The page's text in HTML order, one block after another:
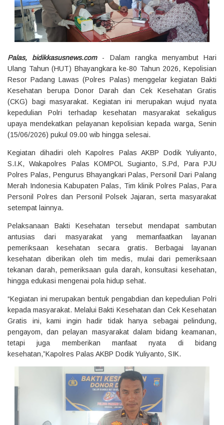
Palas, bidikkasusnews.com- Dalam rangka menyambut Hari
Ulang Tahun (HUT) Bhayangkara ke-80 Tahun 2026, Kepolisian
Resor Padang Lawas (Polres Palas) menggelar kegiatan Bakti
Kesehatan berupa Donor Darah dan Cek Kesehatan Gratis
(CKG) bagi masyarakat. Kegiatan ini merupakan wujud nyata
kepedulian Polri terhadap kesehatan masyarakat sekaligus
upaya mendekatkan pelayanan kepolisian kepada warga, Senin
(15/06/2026) pukul 09.00 wib hingga selesai.
Kegiatan dihadiri oleh Kapolres Palas AKBP Dodik Yuliyanto,
S.I.K, Wakapolres Palas KOMPOL Sugianto, S.Pd, Para PJU
Polres Palas, Pengurus Bhayangkari Palas, Personil Dari Palang
Merah Indonesia Kabupaten Palas, Tim klinik Polres Palas, Para
Personil Polres dan Personil Polsek Jajaran, serta masyarakat
setempat lainnya.
Pelaksanaan Bakti Kesehatan tersebut mendapat sambutan
antusias dari masyarakat yang memanfaatkan layanan
pemeriksaan kesehatan secara gratis. Berbagai layanan
kesehatan diberikan oleh tim medis, mulai dari pemeriksaan
tekanan darah, pemeriksaan gula darah, konsultasi kesehatan,
hingga edukasi mengenai pola hidup sehat.
“Kegiatan ini merupakan bentuk pengabdian dan kepedulian Polri
kepada masyarakat. Melalui Bakti Kesehatan dan Cek Kesehatan
Gratis ini, kami ingin hadir tidak hanya sebagai pelindung,
pengayom, dan pelayan masyarakat dalam bidang keamanan,
tetapi juga memberikan manfaat nyata di bidang
kesehatan,”Kapolres Palas AKBP Dodik Yuliyanto, SIK.